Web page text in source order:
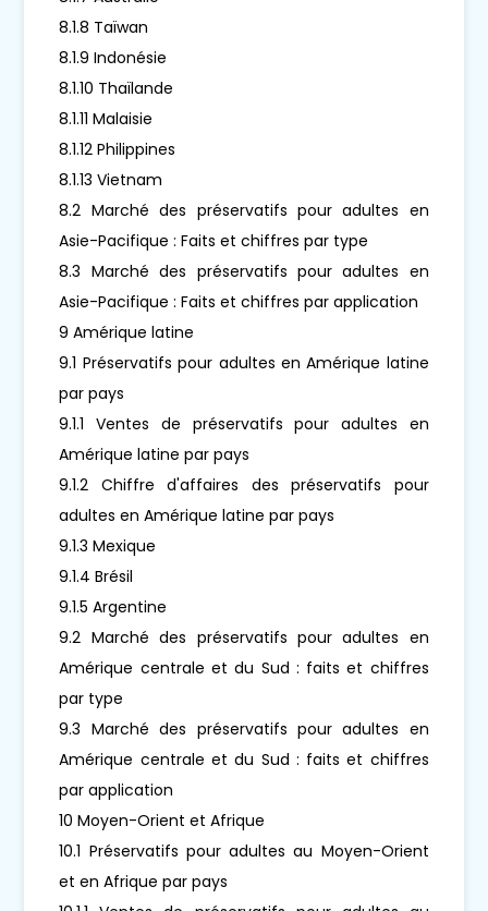
8.1.8 Taïwan
8.1.9 Indonésie
8.1.10 Thaïlande
8.1.11 Malaisie
8.1.12 Philippines
8.1.13 Vietnam
8.2 Marché des préservatifs pour adultes en
Asie-Pacifique : Faits et chiffres par type
8.3 Marché des préservatifs pour adultes en
Asie-Pacifique : Faits et chiffres par application
9 Amérique latine
9.1 Préservatifs pour adultes en Amérique latine
par pays
9.1.1 Ventes de préservatifs pour adultes en
Amérique latine par pays
9.1.2 Chiffre d'affaires des préservatifs pour
adultes en Amérique latine par pays
9.1.3 Mexique
9.1.4 Brésil
9.1.5 Argentine
9.2 Marché des préservatifs pour adultes en
Amérique centrale et du Sud : faits et chiffres
par type
9.3 Marché des préservatifs pour adultes en
Amérique centrale et du Sud : faits et chiffres
par application
10 Moyen-Orient et Afrique
10.1 Préservatifs pour adultes au Moyen-Orient
et en Afrique par pays